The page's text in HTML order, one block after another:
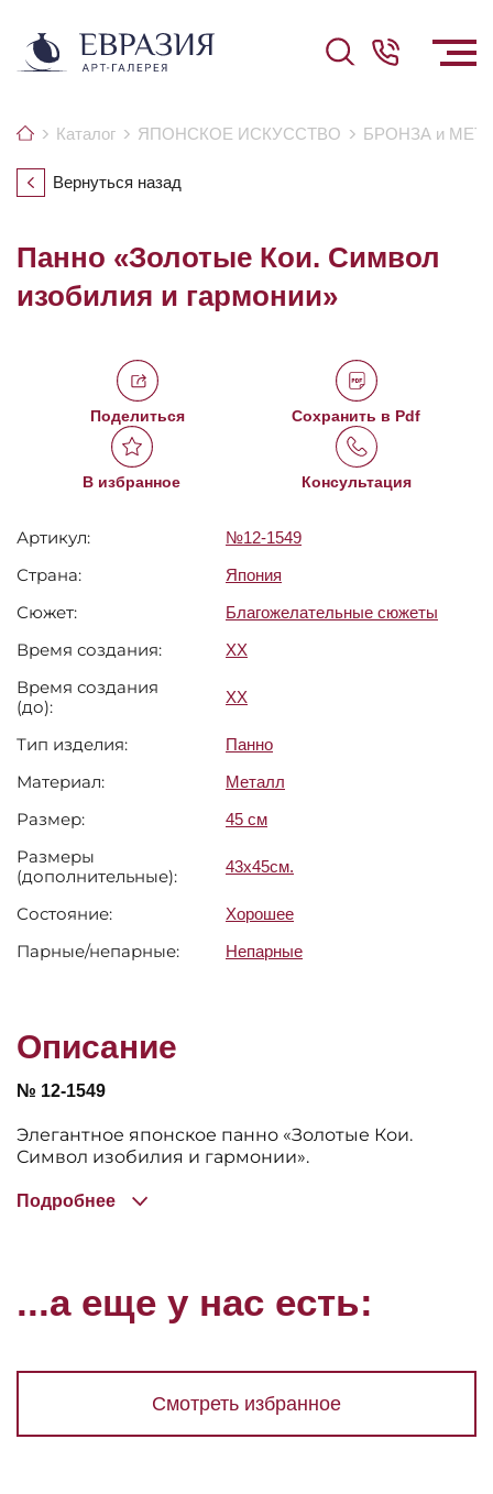
Каталог ЯПОНСКОЕ ИСКУССТВО БРОНЗА и
Вернуться назад
Панно «Золотые Кои. Символ
изобилия и гармонии»
Поделиться Сохранить в Pdf
В избранное Консультация
Артикул: №12-1549
Страна: Япония
Сюжет: Благожелательные сюжеты
Время создания: XX
Время создания
(до):
XX
Тип изделия: Панно
Материал: Металл
Размер: 45 см
Размеры
(дополнительные):
43х45см.
Состояние: Хорошее
Парные/непарные: Непарные
Описание
№ 12-1549
Элегантное японское панно «Золотые Кои.
Символ изобилия и гармонии».
Подробнее
...а еще у нас есть:
Смотреть избранное